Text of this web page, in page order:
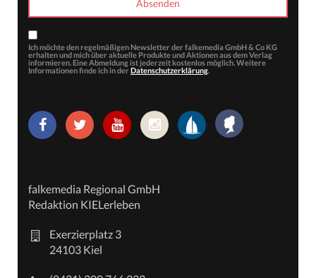
Ich möchte den regelmäßigen Newsletter der falkemedia GmbH & Co KG
erhalten und mich über aktuelle Produkte und Aktionen aus dem Verlag
informieren. Eine Abmeldung ist jederzeit kostenlos möglich. Weitere
Informationen finde ich in der Datenschutzerklärung.
falkemedia Regional GmbH
Redaktion KIELerleben
Exerzierplatz 3
24103 Kiel